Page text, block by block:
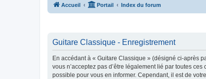
Accueil Portail Index du forum
Guitare Classique - Enregistrement
En accédant à « Guitare Classique » (désigné ci-après
vous n’acceptez pas d’être légalement lié par toutes
possible pour vous en informer. Cependant, il est de